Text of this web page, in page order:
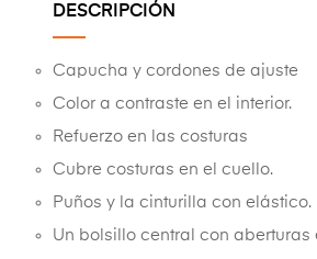
DESCRIPCIÓN
Capucha y cordones de ajuste
Color a contraste en el interior.
Refuerzo en las costuras
Cubre costuras en el cuello.
Puños y la cinturilla con elástico.
Un bolsillo central con aberturas